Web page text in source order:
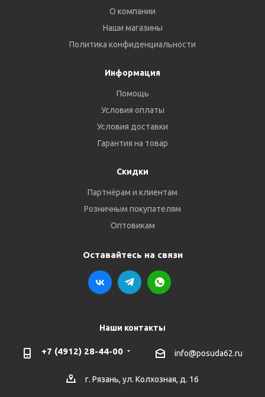
О компании
Наши магазины
Политика конфиденциальности
Информация
Помощь
Условия оплаты
Условия доставки
Гарантия на товар
Скидки
Партнёрам и клиентам
Розничным покупателям
Оптовикам
Оставайтесь на связи
Наши контакты
+7 (4912) 28-44-00 info@posuda62.ru
г. Рязань, ул. Колхозная, д. 16